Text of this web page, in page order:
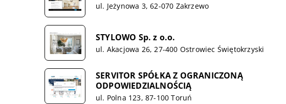
ul. Jeżynowa 3, 62-070 Zakrzewo
STYLOWO Sp. z o.o.
ul. Akacjowa 26, 27-400 Ostrowiec Świętokrzyski
SERVITOR SPÓŁKA Z OGRANICZONĄ
ODPOWIEDZIALNOŚCIĄ
ul. Polna 123, 87-100 Toruń